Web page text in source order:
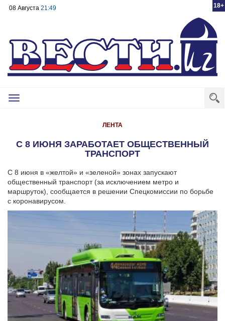
18+
08 Августа 21:49
Toggle
ЛЕНТА
С 8 ИЮНЯ ЗАРАБОТАЕТ ОБЩЕСТВЕННЫЙ
ТРАНСПОРТ
С 8 июня в «желтой» и «зеленой» зонах запускают
общественный транспорт (за исключением метро и
маршруток), сообщается в решении Спецкомиссии по борьбе
с коронавирусом.